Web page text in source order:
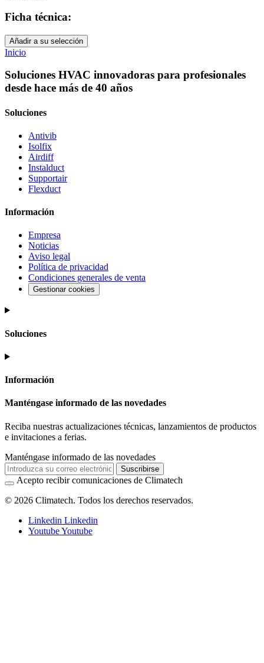
Ficha técnica:
Añadir a su selección
Inicio
Soluciones HVAC innovadoras para profesionales
desde hace más de 40 años
Soluciones
Antivib
Isolfix
Airdiff
Instalduct
Supportair
Flexduct
Información
Empresa
Noticias
Aviso legal
Política de privacidad
Condiciones generales de venta
Gestionar cookies
Soluciones
Información
Manténgase informado de las novedades
Reciba nuestras actualizaciones técnicas, lanzamientos de productos
e invitaciones a ferias.
Manténgase informado de las novedades
Suscribirse
Acepto recibir comunicaciones de Climatech
© 2026 Climatech. Todos los derechos reservados.
Linkedin Linkedin
YoutubeYoutube